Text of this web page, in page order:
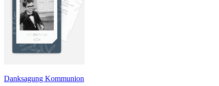
Danksagung Kommunion